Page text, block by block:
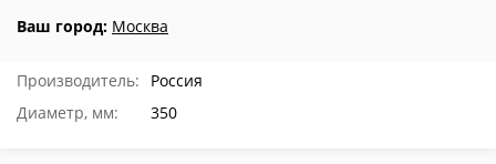
Ваш город: Москва
Производитель:
Россия
Диаметр, мм:
350